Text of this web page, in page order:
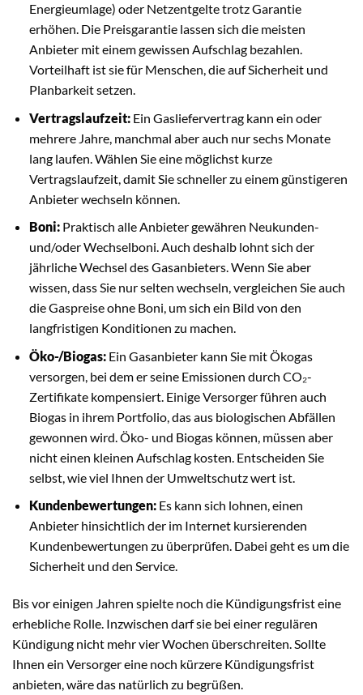
Energieumlage) oder Netzentgelte trotz Garantie
erhöhen. Die Preisgarantie lassen sich die meisten
Anbieter mit einem gewissen Aufschlag bezahlen.
Vorteilhaft ist sie für Menschen, die auf Sicherheit und
Planbarkeit setzen.
Vertragslaufzeit:Ein Gasliefervertrag kann ein oder
mehrere Jahre, manchmal aber auch nur sechs Monate
lang laufen. Wählen Sie eine möglichst kurze
Vertragslaufzeit, damit Sie schneller zu einem günstigeren
Anbieter wechseln können.
Boni:Praktisch alle Anbieter gewähren Neukunden-
und/oder Wechselboni. Auch deshalb lohnt sich der
jährliche Wechsel des Gasanbieters. Wenn Sie aber
wissen, dass Sie nur selten wechseln, vergleichen Sie auch
die Gaspreise ohne Boni, um sich ein Bild von den
langfristigen Konditionen zu machen.
Öko-/Biogas:Ein Gasanbieter kann Sie mit Ökogas
versorgen, bei dem er seine Emissionen durch CO₂-
Zertifikate kompensiert. Einige Versorger führen auch
Biogas in ihrem Portfolio, das aus biologischen Abfällen
gewonnen wird. Öko- und Biogas können, müssen aber
nicht einen kleinen Aufschlag kosten. Entscheiden Sie
selbst, wie viel Ihnen der Umweltschutz wert ist.
Kundenbewertungen:Es kann sich lohnen, einen
Anbieter hinsichtlich der im Internet kursierenden
Kundenbewertungen zu überprüfen. Dabei geht es um die
Sicherheit und den Service.
Bis vor einigen Jahren spielte noch die Kündigungsfrist eine
erhebliche Rolle. Inzwischen darf sie bei einer regulären
Kündigung nicht mehr vier Wochen überschreiten. Sollte
Ihnen ein Versorger eine noch kürzere Kündigungsfrist
anbieten, wäre das natürlich zu begrüßen.